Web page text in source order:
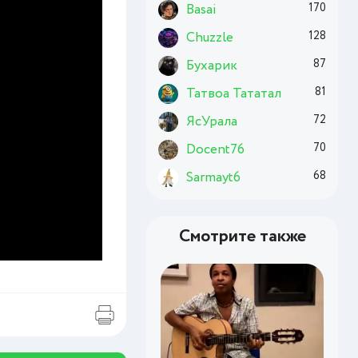
Basai 170
Chuzzle 128
Бухарик 87
Татвоа Тататал 81
ЯсУрала 72
Docent76 70
Sarmayt6 68
Смотрите также